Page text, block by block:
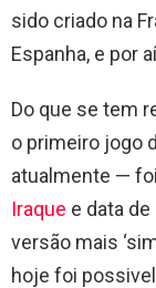
sido criado na
Espanha, e por
Do que se tem
o primeiro jogo
atualmente —
Iraque e data
versão mais
hoje foi